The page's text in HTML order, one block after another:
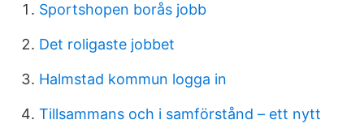
Sportshopen borås jobb
Det roligaste jobbet
Halmstad kommun logga in
Tillsammans och i samförstånd – ett nytt